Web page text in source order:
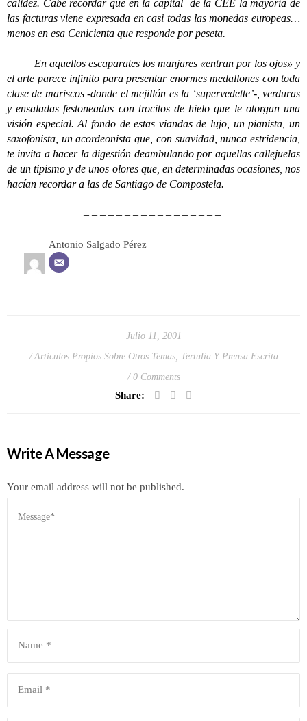
calidez. Cabe recordar que en la capital de la CEE la mayoría de
las facturas viene expresada en casi todas las monedas europeas…
menos en esa Cenicienta que responde por peseta.
En aquellos escaparates los manjares «entran por los ojos» y
el arte parece infinito para presentar enormes medallones con toda
clase de mariscos -donde el mejillón es la ‘supervedette’-, verduras
y ensaladas festoneadas con trocitos de hielo que le otorgan una
visión especial. Al fondo de estas viandas de lujo, un pianista, un
saxofonista, un acordeonista que, con suavidad, nunca estridencia,
te invita a hacer la digestión deambulando por aquellas callejuelas
de un tipismo y de unos olores que, en determinadas ocasiones, nos
hacían recordar a las de Santiago de Compostela.
– – – – – – – – – – – – – – – – –
Antonio Salgado Pérez
Julio 11, 2001
Artículos Propios Sobre Otros Temas, Tertulia Y Prensa Escrita
0 Comments
Share:
Write A Message
Your email address will not be published.